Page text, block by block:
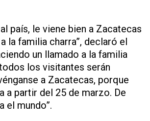
país, le viene bien a Zacatecas
la familia charra”, declaró el
un llamado a la familia
los visitantes serán
a Zacatecas, porque
a partir del 25 de marzo. De
el mundo”.